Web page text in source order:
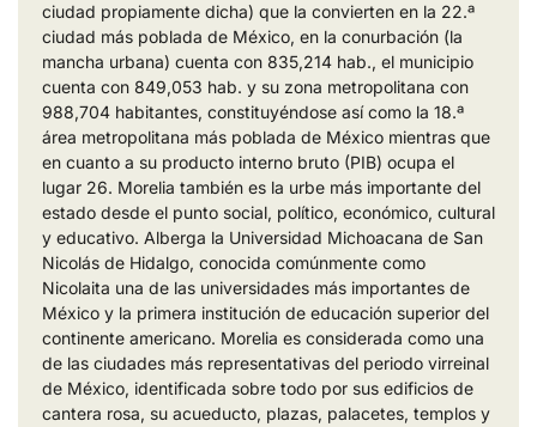
ciudad propiamente dicha) que la convierten en la 22.ª
ciudad más poblada de México, en la conurbación (la
mancha urbana) cuenta con 835,214 hab., el municipio
cuenta con 849,053 hab. y su zona metropolitana con
988,704 habitantes, constituyéndose así como la 18.ª
área metropolitana más poblada de México mientras que
en cuanto a su producto interno bruto (PIB) ocupa el
lugar 26. Morelia también es la urbe más importante del
estado desde el punto social, político, económico, cultural
y educativo. Alberga la Universidad Michoacana de San
Nicolás de Hidalgo, conocida comúnmente como
Nicolaita una de las universidades más importantes de
México y la primera institución de educación superior del
continente americano. Morelia es considerada como una
de las ciudades más representativas del periodo virreinal
de México, identificada sobre todo por sus edificios de
cantera rosa, su acueducto, plazas, palacetes, templos y